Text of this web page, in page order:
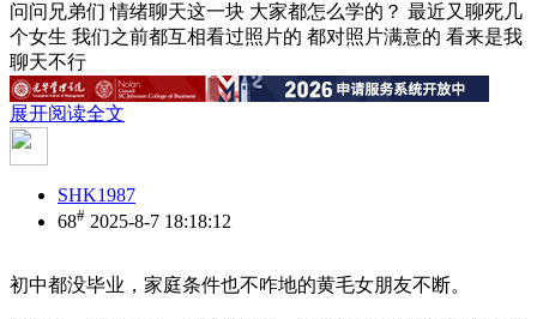
问问兄弟们 情绪聊天这一块 大家都怎么学的？ 最近又聊死几
个女生 我们之前都互相看过照片的 都对照片满意的 看来是我
聊天不行
展开阅读全文
SHK1987
68# 2025-8-7 18:18:12
初中都没毕业，家庭条件也不咋地的黄毛女朋友不断。